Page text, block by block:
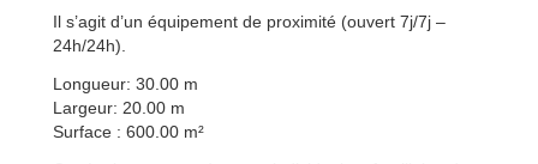
Il s’agit d’un équipement de proximité (ouvert 7j/7j –
24h/24h).
Longueur: 30.00 m
Largeur: 20.00 m
Surface : 600.00 m²